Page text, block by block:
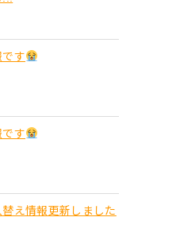
す
す
え情報更新しました